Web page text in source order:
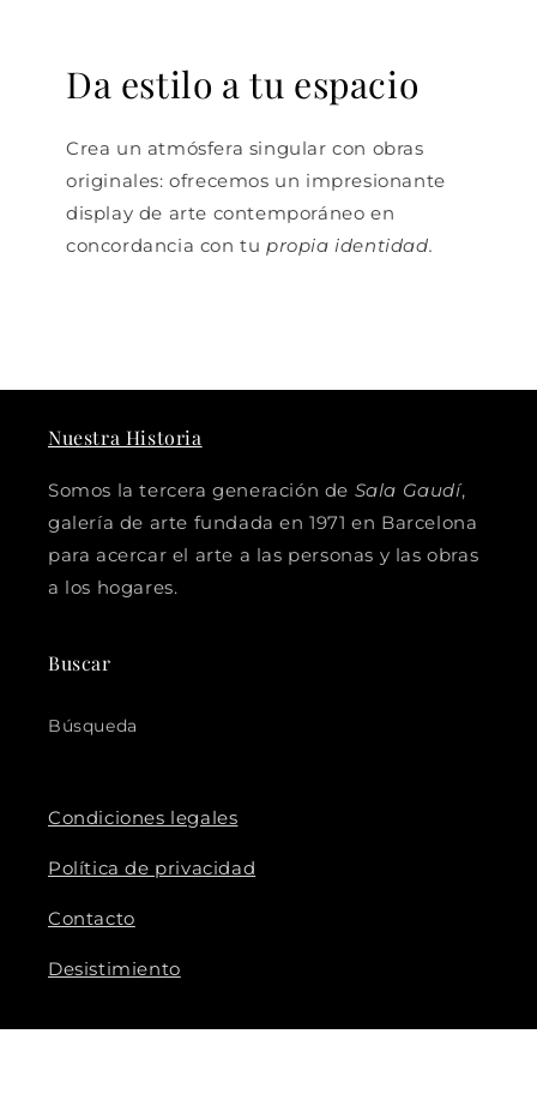
Da estilo a tu espacio
Crea un atmósfera singular con obras
originales: ofrecemos un impresionante
display de arte contemporáneo en
concordancia con tu propia identidad.
Nuestra Historia
Somos la tercera generación de Sala Gaudí,
galería de arte fundada en 1971 en Barcelona
para acercar el arte a las personas y las obras
a los hogares.
Buscar
Búsqueda
Condiciones legales
Política de privacidad
Contacto
Desistimiento